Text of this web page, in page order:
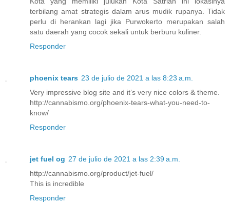
terbilang amat strategis dalam arus mudik rupanya. Tidak
perlu di herankan lagi jika Purwokerto merupakan salah
satu daerah yang cocok sekali untuk berburu kuliner.
Responder
phoenix tears 23 de julio de 2021 a las 8:23 a.m.
Very impressive blog site and it’s very nice colors & theme.
http://cannabismo.org/phoenix-tears-what-you-need-to-
know/
Responder
jet fuel og 27 de julio de 2021 a las 2:39 a.m.
http://cannabismo.org/product/jet-fuel/
This is incredible
Responder